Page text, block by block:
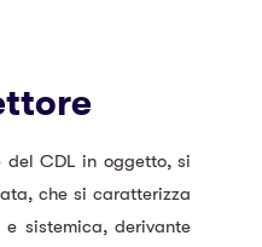
del CDL in oggetto, si
che si caratterizza
sistemica, derivante